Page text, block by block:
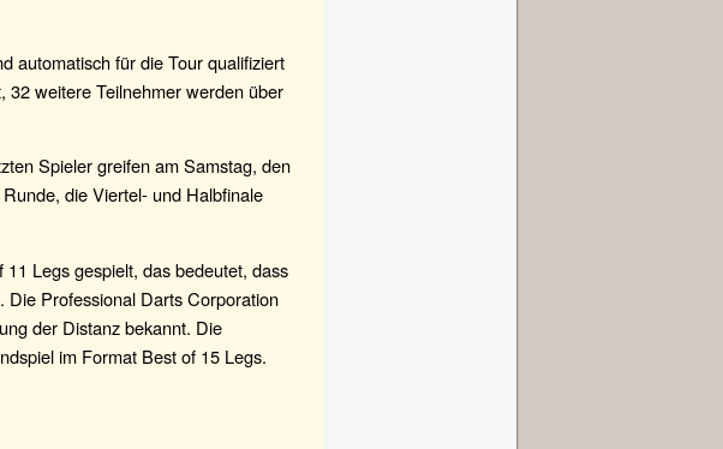
automatisch für die Tour qualifiziert
32 weitere Teilnehmer werden über
Spieler greifen am Samstag, den
die Viertel- und Halbfinale
Legs gespielt, das bedeutet, dass
Die Professional Darts Corporation
der Distanz bekannt. Die
im Format Best of 15 Legs.